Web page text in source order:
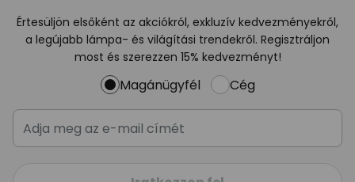
Értesüljön elsőként az akciókról, exkluzív kedvezményekről,
a legújabb lámpa- és világítási trendekről. Regisztráljon
most és szerezzen 15% kedvezményt!
Magánügyfél Cég